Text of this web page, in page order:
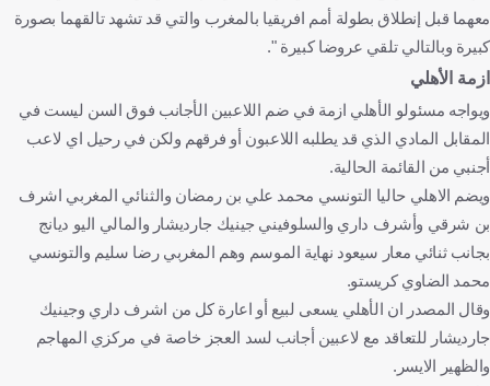
معهما قبل إنطلاق بطولة أمم افريقيا بالمغرب والتي قد تشهد تالقهما بصورة
كبيرة وبالتالي تلقي عروضا كبيرة ".
ازمة الأهلي
ويواجه مسئولو الأهلي ازمة في ضم اللاعبين الأجانب فوق السن ليست في
المقابل المادي الذي قد يطلبه اللاعبون أو فرقهم ولكن في رحيل اي لاعب
أجنبي من القائمة الحالية.
ويضم الاهلي حاليا التونسي محمد علي بن رمضان والثنائي المغربي اشرف
بن شرقي وأشرف داري والسلوفيني جينيك جارديشار والمالي اليو ديانج
بجانب ثنائي معار سيعود نهاية الموسم وهم المغربي رضا سليم والتونسي
محمد الضاوي كريستو.
وقال المصدر ان الأهلي يسعى لبيع أو اعارة كل من اشرف داري وجينيك
جارديشار للتعاقد مع لاعبين أجانب لسد العجز خاصة في مركزي المهاجم
والظهير الايسر.